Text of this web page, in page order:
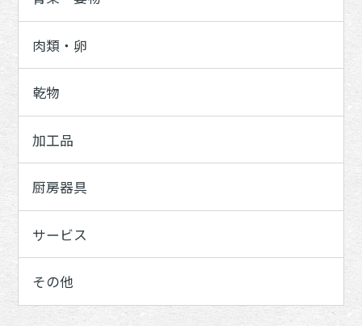
肉類・卵
乾物
加工品
厨房器具
サービス
その他